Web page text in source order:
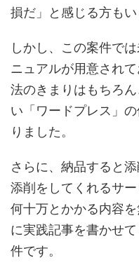
損だ」と感じる方も
しかし、この案件で
ニュアルが用意され
法のきまりはもちろ
い「ワードプレス」
りました。
さらに、納品すると
添削をしてくれるサ
何十万とかかる内容
に実践記事を書かせ
件です。